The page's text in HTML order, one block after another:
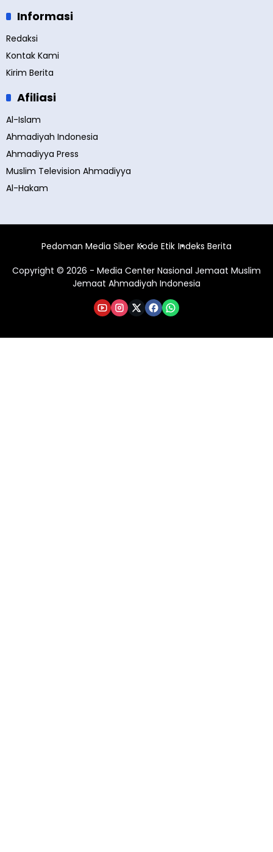
Informasi
Redaksi
Kontak Kami
Kirim Berita
Afiliasi
Al-Islam
Ahmadiyah Indonesia
Ahmadiyya Press
Muslim Television Ahmadiyya
Al-Hakam
Pedoman Media Siber Kode Etik Indeks Berita
Copyright © 2026 - Media Center Nasional Jemaat Muslim
Jemaat Ahmadiyah Indonesia